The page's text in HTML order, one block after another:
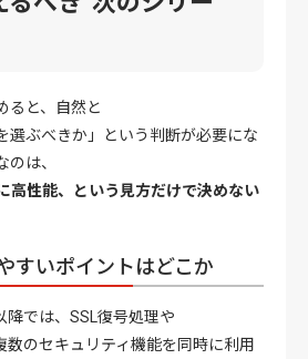
ると、自然と
選ぶべきか」という判断が必要にな
のは、
高性能、という見方だけで決めない
すいポイントはどこか
では、 SSL復号処理や
数のセキュリティ機能を同時に利用